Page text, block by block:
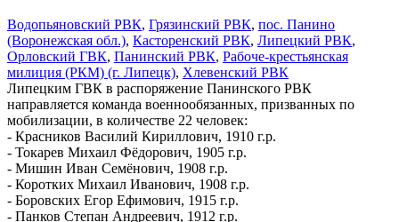
Водопьяновский РВК, Грязинский РВК, пос. Панино
(Воронежская обл.), Касторенский РВК, Липецкий РВК,
Орловский ГВК, Панинский РВК, Рабоче-крестьянская
милиция (РКМ) (г. Липецк), Хлевенский РВК
Липецким ГВК в распоряжение Панинского РВК
направляется команда военнообязанных, призванных по
мобилизации, в количестве 22 человек:
- Красников Василий Кириллович, 1910 г.р.
- Токарев Михаил Фёдорович, 1905 г.р.
- Мишин Иван Семёнович, 1908 г.р.
- Коротких Михаил Иванович, 1908 г.р.
- Боровских Егор Ефимович, 1915 г.р.
- Панков Степан Андреевич, 1912 г.р.